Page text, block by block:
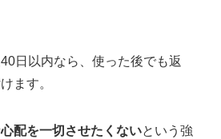
日以内なら、使った後でも返
ます。
配を一切させたくないという強